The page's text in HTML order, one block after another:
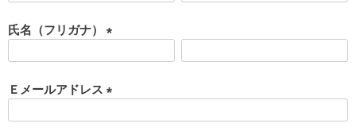
須
氏名（フリガナ）
須
Ｅメールアドレス